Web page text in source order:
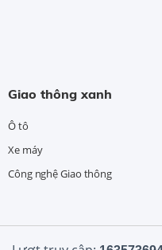
Giao thông xanh
Ô tô
Xe máy
Công nghệ Giao thông